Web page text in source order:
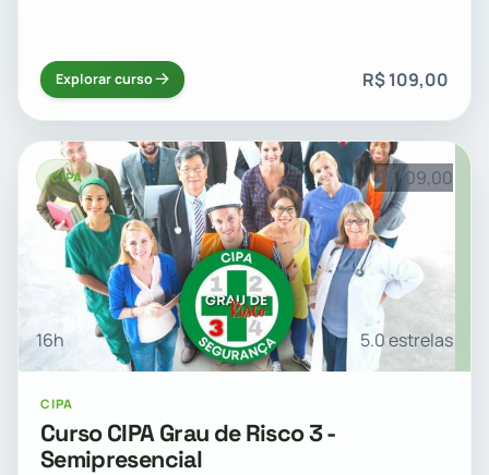
Explorar curso R$ 109,00
CIPA R$ 109,00
16h 5.0 estrelas
CIPA
Curso CIPA Grau de Risco 3 -
Semipresencial